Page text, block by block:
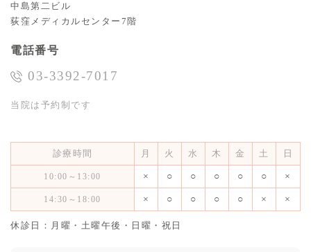
中島第二ビル
荻窪メディカルセンター7階
電話番号
03-3392-7017
当院は予約制です
診療時間 月 火 水 木 金 土 日
10:00～13:00 × ○ ○ ○ ○ ○ ×
14:30～18:00 × ○ ○ ○ ○ × ×
休診日：月曜・土曜午後・日曜・祝日